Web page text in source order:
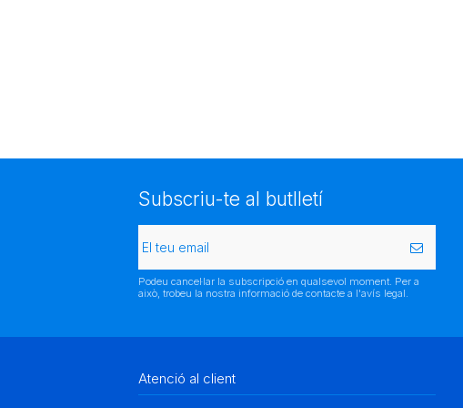
Subscriu-te al butlletí
Podeu cancel·lar la subscripció en qualsevol moment. Per a
això, trobeu la nostra informació de contacte a l'avís legal.
Atenció al client